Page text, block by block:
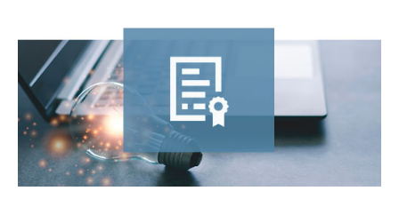
Innovación
docente